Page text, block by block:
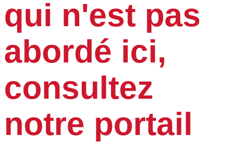
qui n'est pas
abordé ici,
consultez
notre portail